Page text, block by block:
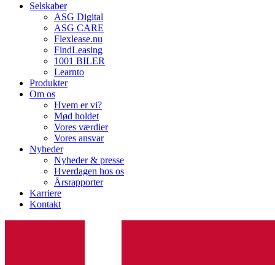
Selskaber
ASG Digital
ASG CARE
Flexlease.nu
FindLeasing
1001 BILER
Learnto
Produkter
Om os
Hvem er vi?
Mød holdet
Vores værdier
Vores ansvar
Nyheder
Nyheder & presse
Hverdagen hos os
Årsrapporter
Karriere
Kontakt